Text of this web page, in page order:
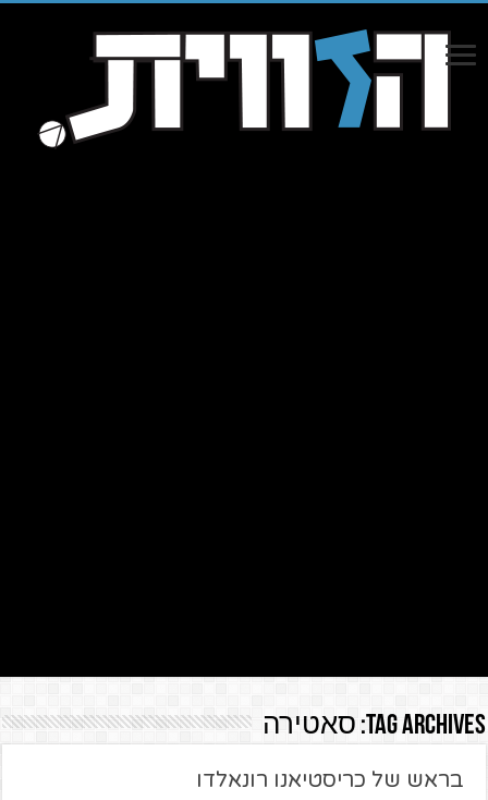
Tag Archives: סאטירה
בראש של כריסטיאנו רונאלדו